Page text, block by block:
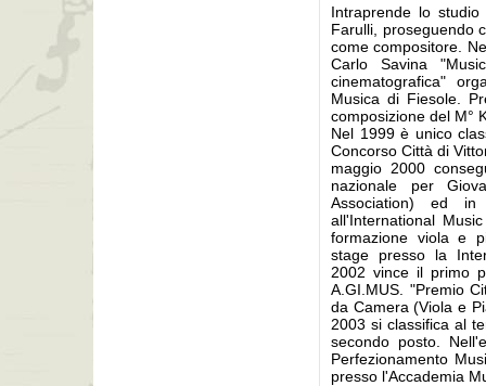
Intraprende lo
Farulli, proseguendo
come compositore.
Carlo Savina
cinematografica"
Musica di Fiesole.
composizione del M°
Nel 1999 è unico
Concorso Città di
maggio 2000
nazionale per
Association) ed
all'International
formazione viola e
stage presso la
2002 vince il primo
A.GI.MUS. "Premio
da Camera (Viola e
2003 si classifica al
secondo posto.
Perfezionamento
presso l'Accademia